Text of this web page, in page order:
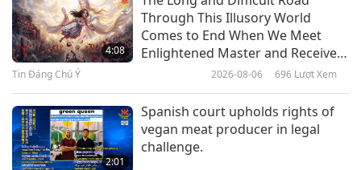
Tin Đáng Chú Ý
Tin Đáng Chú Ý
4:08
Through This Illusory World
Comes to End When We Meet
Enlightened Master and Receive
Tin Đáng Chú Ý 2026-08-06 696 Lượt Xem
2:01
Spanish court upholds rights of
vegan meat producer in legal
challenge.